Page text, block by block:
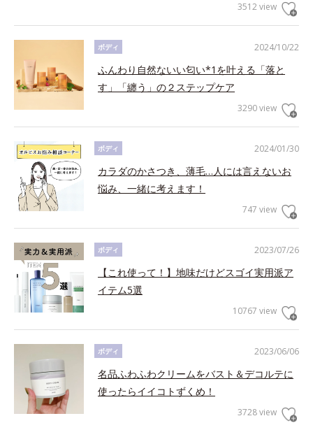
3512 view
2024/10/22
ボディ
ふんわり自然ないい匂い*1を叶える「落と
す」「纏う」の２ステップケア
3290 view
2024/01/30
ボディ
カラダのかさつき、薄毛…人には言えないお
悩み、一緒に考えます！
747 view
2023/07/26
ボディ
【これ使って！】地味だけどスゴイ実用派ア
イテム5選
10767 view
2023/06/06
ボディ
名品ふわふわクリームをバスト＆デコルテに
使ったらイイコトずくめ！
3728 view